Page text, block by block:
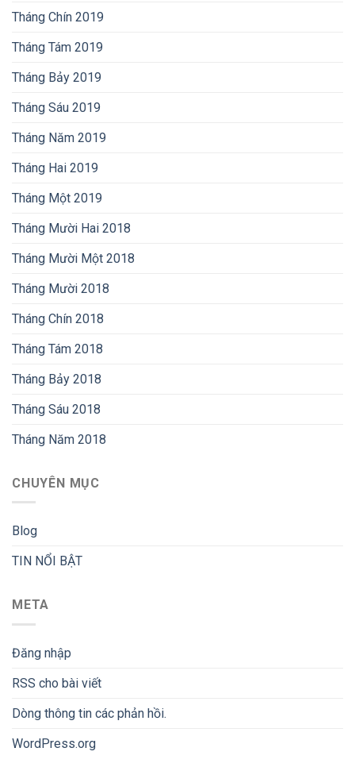
Tháng Chín 2019
Tháng Tám 2019
Tháng Bảy 2019
Tháng Sáu 2019
Tháng Năm 2019
Tháng Hai 2019
Tháng Một 2019
Tháng Mười Hai 2018
Tháng Mười Một 2018
Tháng Mười 2018
Tháng Chín 2018
Tháng Tám 2018
Tháng Bảy 2018
Tháng Sáu 2018
Tháng Năm 2018
CHUYÊN MỤC
Blog
TIN NỔI BẬT
META
Đăng nhập
RSS cho bài viết
Dòng thông tin các phản hồi.
WordPress.org